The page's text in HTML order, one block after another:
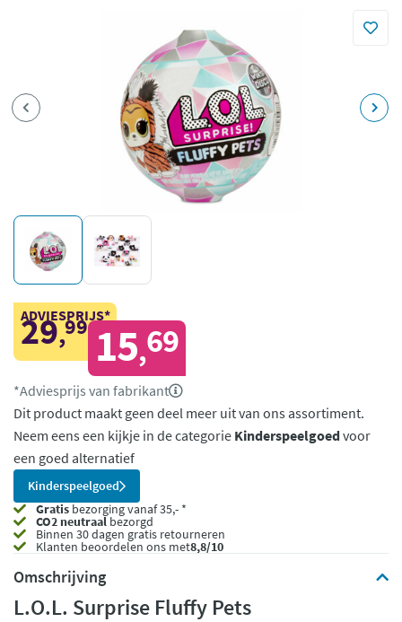
ADVIESPRIJS*
29,99 15,69
*Adviesprijs van fabrikant
Dit product maakt geen deel meer uit van ons assortiment.
Neem eens een kijkje in de categorie Kinderspeelgoedvoor
een goed alternatief
Kinderspeelgoed
Gratis bezorging vanaf 35,- *
CO2 neutraalbezorgd
Binnen 30 dagen gratis retourneren
Klanten beoordelen ons met8,8/10
Omschrijving
L.O.L. Surprise Fluffy Pets